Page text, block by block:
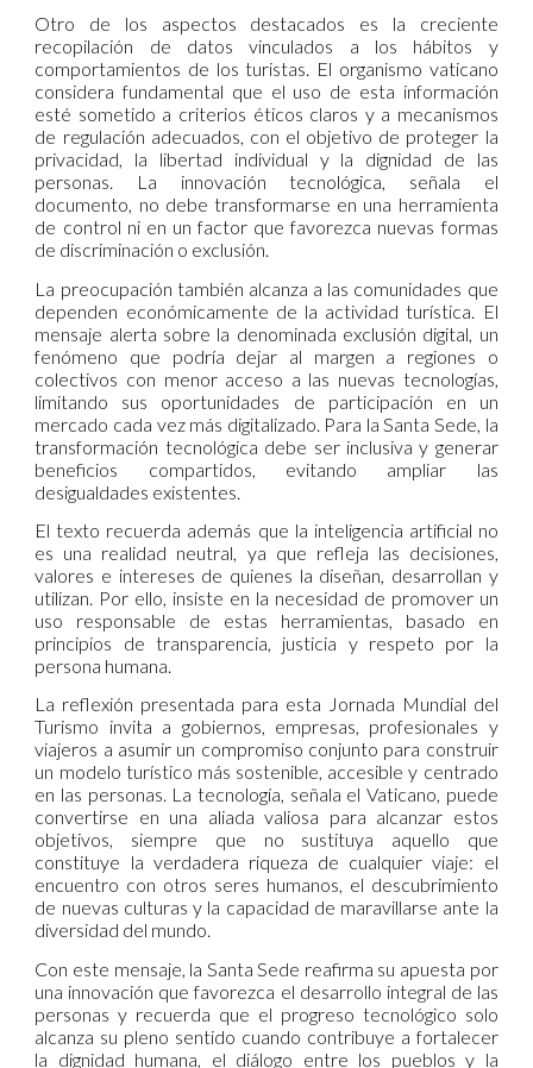
Otro de los aspectos destacados es la creciente
recopilación de datos vinculados a los hábitos y
comportamientos de los turistas. El organismo vaticano
considera fundamental que el uso de esta información
esté sometido a criterios éticos claros y a mecanismos
de regulación adecuados, con el objetivo de proteger la
privacidad, la libertad individual y la dignidad de las
personas. La innovación tecnológica, señala el
documento, no debe transformarse en una herramienta
de control ni en un factor que favorezca nuevas formas
de discriminación o exclusión.
La preocupación también alcanza a las comunidades que
dependen económicamente de la actividad turística. El
mensaje alerta sobre la denominada exclusión digital, un
fenómeno que podría dejar al margen a regiones o
colectivos con menor acceso a las nuevas tecnologías,
limitando sus oportunidades de participación en un
mercado cada vez más digitalizado. Para la Santa Sede, la
transformación tecnológica debe ser inclusiva y generar
beneficios compartidos, evitando ampliar las
desigualdades existentes.
El texto recuerda además que la inteligencia artificial no
es una realidad neutral, ya que refleja las decisiones,
valores e intereses de quienes la diseñan, desarrollan y
utilizan. Por ello, insiste en la necesidad de promover un
uso responsable de estas herramientas, basado en
principios de transparencia, justicia y respeto por la
persona humana.
La reflexión presentada para esta Jornada Mundial del
Turismo invita a gobiernos, empresas, profesionales y
viajeros a asumir un compromiso conjunto para construir
un modelo turístico más sostenible, accesible y centrado
en las personas. La tecnología, señala el Vaticano, puede
convertirse en una aliada valiosa para alcanzar estos
objetivos, siempre que no sustituya aquello que
constituye la verdadera riqueza de cualquier viaje: el
encuentro con otros seres humanos, el descubrimiento
de nuevas culturas y la capacidad de maravillarse ante la
diversidad del mundo.
Con este mensaje, la Santa Sede reafirma su apuesta por
una innovación que favorezca el desarrollo integral de las
personas y recuerda que el progreso tecnológico solo
alcanza su pleno sentido cuando contribuye a fortalecer
la dignidad humana, el diálogo entre los pueblos y la